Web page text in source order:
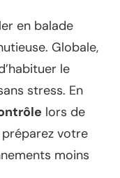
en balade
Globale,
le
stress. En
lors de
préparez votre
moins